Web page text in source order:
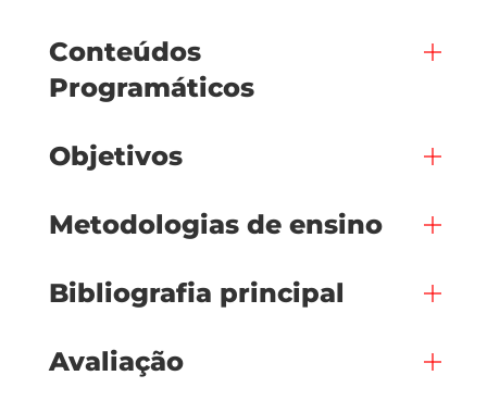
Conteúdos
Programáticos
Objetivos
Metodologias de ensino
Bibliografia principal
Avaliação